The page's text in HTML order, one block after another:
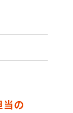
当の